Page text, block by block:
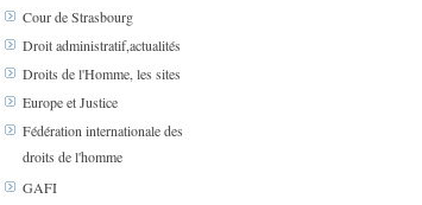
Cour de Strasbourg
Droit administratif,actualités
Droits de l'Homme, les sites
Europe et Justice
Fédération internationale des
droits de l'homme
GAFI